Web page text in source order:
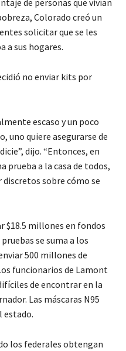
Colorado creó un
solicitar que se les
a sus hogares.
no enviar kits por
escaso y un poco
uno quiere asegurarse de
dijo. “Entonces, en
prueba a la casa de todos,
sobre cómo se
$18.5 millones en fondos
se suma a los
500 millones de
funcionarios de Lamont
de encontrar en la
Las máscaras N95
estado.
los federales obtengan